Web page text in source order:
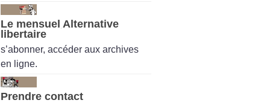
Le mensuel Alternative
libertaire
s’abonner, accéder aux archives
en ligne.
Prendre contact